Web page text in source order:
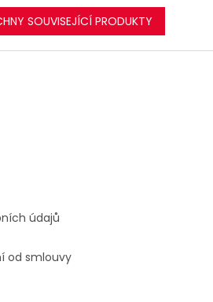
SOUVISEJÍCÍ PRODUKTY
údajů
od smlouvy